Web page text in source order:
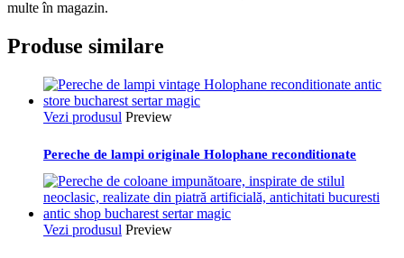
multe în magazin.
Produse similare
Vezi produsul Preview
Pereche de lampi originale Holophane reconditionate
Vezi produsul Preview